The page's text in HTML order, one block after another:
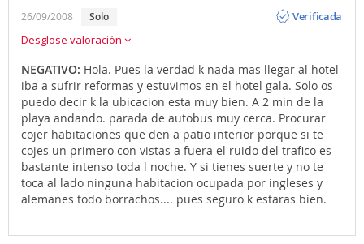
26/09/2008 solo
Verificada
Desglose valoración
NEGATIVO: Hola. Pues la verdad k nada mas llegar al hotel
iba a sufrir reformas y estuvimos en el hotel gala. Solo os
puedo decir k la ubicacion esta muy bien. A 2 min de la
playa andando. parada de autobus muy cerca. Procurar
cojer habitaciones que den a patio interior porque si te
cojes un primero con vistas a fuera el ruido del trafico es
bastante intenso toda l noche. Y si tienes suerte y no te
toca al lado ninguna habitacion ocupada por ingleses y
alemanes todo borrachos.... pues seguro k estaras bien.